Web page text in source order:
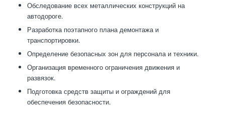
Обследование всех металлических конструкций на
автодороге.
Разработка поэтапного плана демонтажа и
транспортировки.
Определение безопасных зон для персонала и техники.
Организация временного ограничения движения и
развязок.
Подготовка средств защиты и ограждений для
обеспечения безопасности.